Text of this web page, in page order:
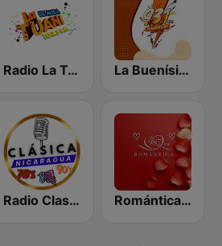
Radio La Tuani La Buenísima
Radio Clasico Nicaragua Romántica 98.7 FM